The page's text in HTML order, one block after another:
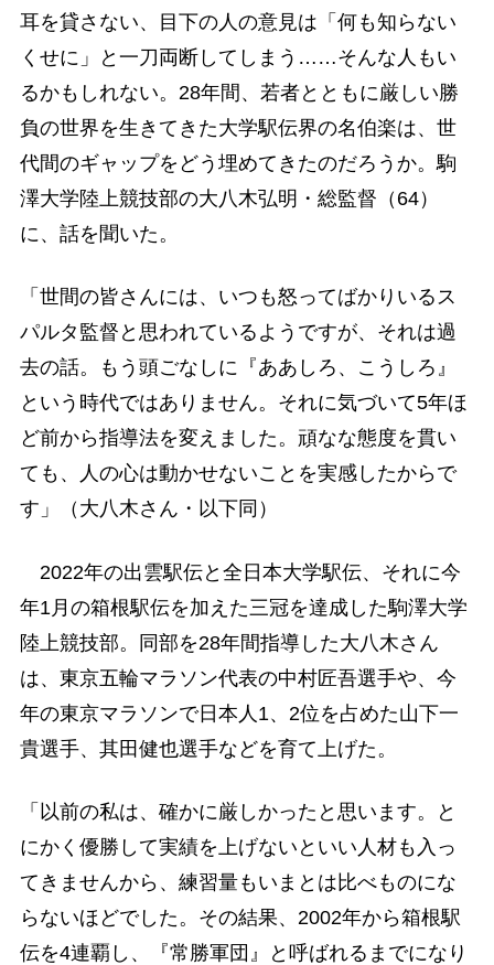
耳を貸さない、目下の人の意見は「何も知らない
くせに」と一刀両断してしまう……そんな人もい
るかもしれない。28年間、若者とともに厳しい勝
負の世界を生きてきた大学駅伝界の名伯楽は、世
代間のギャップをどう埋めてきたのだろうか。駒
澤大学陸上競技部の大八木弘明・総監督（64）
に、話を聞いた。
「世間の皆さんには、いつも怒ってばかりいるス
パルタ監督と思われているようですが、それは過
去の話。もう頭ごなしに『ああしろ、こうしろ』
という時代ではありません。それに気づいて5年ほ
ど前から指導法を変えました。頑なな態度を貫い
ても、人の心は動かせないことを実感したからで
す」（大八木さん・以下同）
2022年の出雲駅伝と全日本大学駅伝、それに今
年1月の箱根駅伝を加えた三冠を達成した駒澤大学
陸上競技部。同部を28年間指導した大八木さん
は、東京五輪マラソン代表の中村匠吾選手や、今
年の東京マラソンで日本人1、2位を占めた山下一
貴選手、其田健也選手などを育て上げた。
「以前の私は、確かに厳しかったと思います。と
にかく優勝して実績を上げないといい人材も入っ
てきませんから、練習量もいまとは比べものにな
らないほどでした。その結果、2002年から箱根駅
伝を4連覇し、『常勝軍団』と呼ばれるまでになり